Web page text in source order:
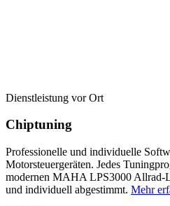
Dienstleistung vor Ort
Chiptuning
Professionelle und individuelle
Motorsteuergeräten. Jedes
modernen MAHA LPS3000 Allrad-
und individuell abgestimmt. Mehr